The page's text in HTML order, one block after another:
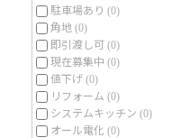
駐車場あり (0)
角地 (0)
即引渡し可 (0)
現在募集中 (0)
値下げ (0)
リフォーム (0)
システムキッチン (0)
オール電化 (0)